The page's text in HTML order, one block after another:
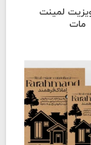
لمینت
مات